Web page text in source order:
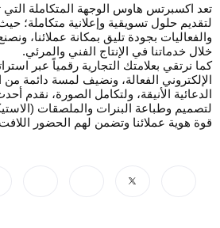
تعد اكسبرتس هاوس الوجهة المتكاملة التي
لتقديم حلول تسويقية وإعلانية متكاملة؛
والفعاليات بجودة تليق بمكانة عملائنا،
خلال خدماتنا في الإنتاج الفني والمرئي.
كما نرتقي بعلامتك التجارية رقمياً عبر
الإلكتروني الفعالة، ونضيف لمسة دائمة من
الدعائية الأنيقة، ولتكامل الصورة، نقدم
لتصميم وطباعة البنرات والملصقات
قوة هوية عملائنا وتضمن لهم الحضور